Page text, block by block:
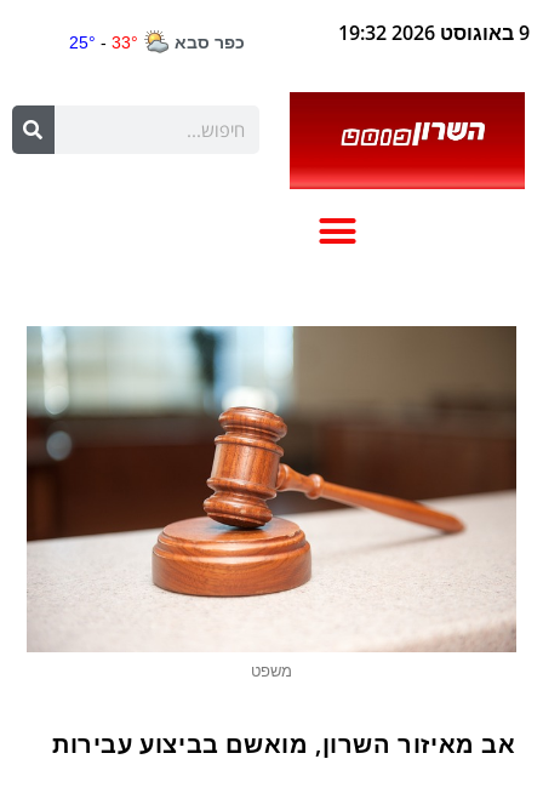
9 באוגוסט 2026 19:32
משפט
אב מאיזור השרון, מואשם בביצוע עבירות